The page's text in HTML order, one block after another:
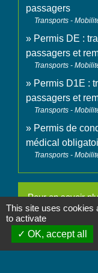
passagers
Transports -
Permis DE :
passagers et
Transports -
Permis D1E :
passagers et
Transports -
Permis de
médical
Transports -
Pour en savoir
Contrat type
Legifrance
This site uses cookies
to activate
OK, accept all